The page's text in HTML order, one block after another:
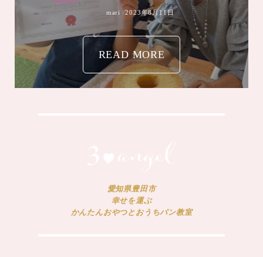
mari 2023年8月11日
READ MORE
愛知県豊田市
幸せを運ぶ
かんたんおやつとおうちパン教室